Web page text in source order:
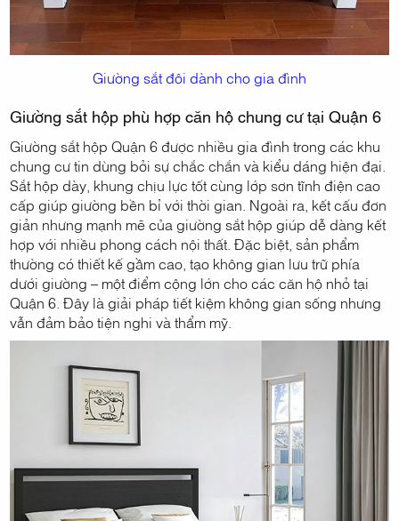
Giường sắt đôi dành cho gia đình
Giường sắt hộp phù hợp căn hộ chung cư tại Quận 6
Giường sắt hộp Quận 6 được nhiều gia đình trong các khu
chung cư tin dùng bởi sự chắc chắn và kiểu dáng hiện đại.
Sắt hộp dày, khung chịu lực tốt cùng lớp sơn tĩnh điện cao
cấp giúp giường bền bỉ với thời gian. Ngoài ra, kết cấu đơn
giản nhưng mạnh mẽ của giường sắt hộp giúp dễ dàng kết
hợp với nhiều phong cách nội thất. Đặc biệt, sản phẩm
thường có thiết kế gầm cao, tạo không gian lưu trữ phía
dưới giường – một điểm cộng lớn cho các căn hộ nhỏ tại
Quận 6. Đây là giải pháp tiết kiệm không gian sống nhưng
vẫn đảm bảo tiện nghi và thẩm mỹ.